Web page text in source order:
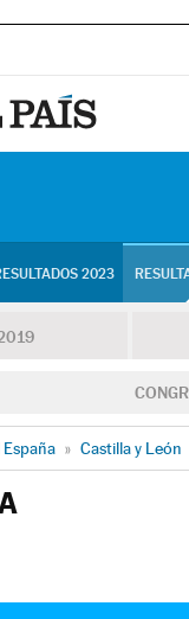
2023
» Castilla y León